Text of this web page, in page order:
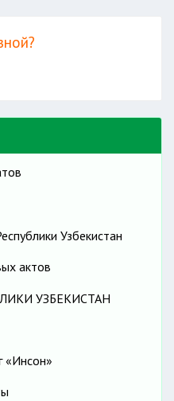
Узбекистан
актов
УЗБЕКИСТАН
«Инсон»